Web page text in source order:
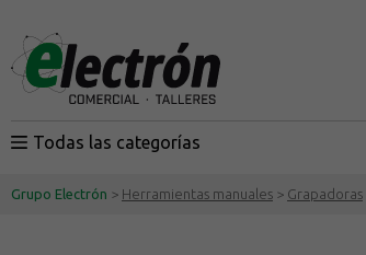
Todas las categorías
Grupo Electrón > Herramientas manuales > Grapadoras